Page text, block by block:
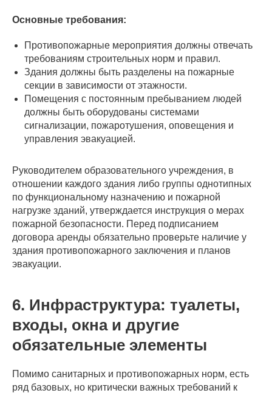
Основные требования:
Противопожарные мероприятия должны отвечать
требованиям строительных норм и правил.
Здания должны быть разделены на пожарные
секции в зависимости от этажности.
Помещения с постоянным пребыванием людей
должны быть оборудованы системами
сигнализации, пожаротушения, оповещения и
управления эвакуацией.
Руководителем образовательного учреждения, в
отношении каждого здания либо группы однотипных
по функциональному назначению и пожарной
нагрузке зданий, утверждается инструкция о мерах
пожарной безопасности. Перед подписанием
договора аренды обязательно проверьте наличие у
здания противопожарного заключения и планов
эвакуации.
6. Инфраструктура: туалеты,
входы, окна и другие
обязательные элементы
Помимо санитарных и противопожарных норм, есть
ряд базовых, но критически важных требований к